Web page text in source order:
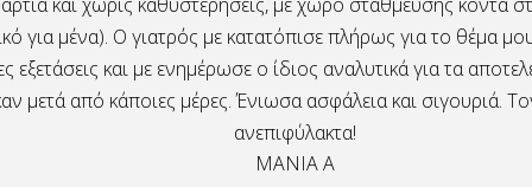
για μένα). Ο γιατρός με κατατόπισε πλήρως για το θέμα
εξετάσεις και με ενημέρωσε ο ίδιος αναλυτικά για τα
μετά από κάποιες μέρες. Ένιωσα ασφάλεια και σιγουριά.
ανεπιφύλακτα!
MANIA A